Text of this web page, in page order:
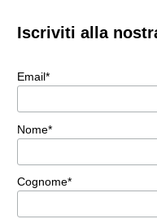
Iscriviti alla
Email*
Nome*
Cognome*